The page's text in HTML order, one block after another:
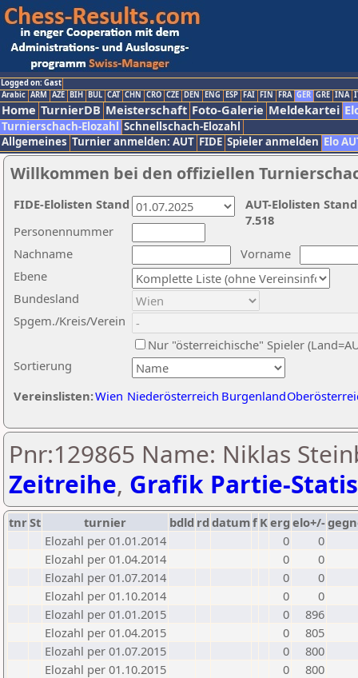
Logged on: Gast
Arabic ARM AZE BIH BUL CAT CHN CRO CZE DEN ENG ESP FAI FIN FRA GER GRE INA
Home TurnierDB Meisterschaft Foto-Galerie Meldekartei
Turnierschach-Elozahl Schnellschach-Elozahl
Allgemeines Turnier anmelden: AUT FIDE Spieler anmelden Elo
Willkommen bei den offiziellen
Nachname
Vorname
Ebene
Sortierung
Personennummer
Bundesland
Spgem./Kreis/Verein
Nur "österreichische" Spieler
Vereinslisten:Wien Niederösterreich Burgenland
AUT-Elolisten
7.518
FIDE-Elolisten Stand
Pnr:129865 Name: Niklas
Zeitreihe, Grafik Partie-
tnrSt turnier bdld rd datumf Kerg elo+/-
Elozahl per 01.01.2014
0
0
Elozahl per 01.04.2014
0
0
Elozahl per 01.07.2014
0
0
Elozahl per 01.10.2014
0
0
Elozahl per 01.01.2015
0
896
Elozahl per 01.04.2015
0
805
Elozahl per 01.07.2015
0
800
Elozahl per 01.10.2015
0
800